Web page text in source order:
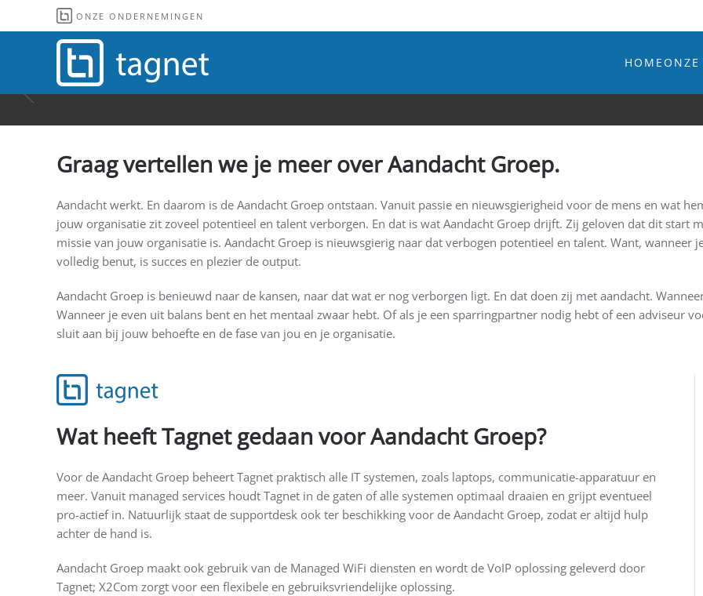
Overslaan en naar de inhoud gaan
ONZE ONDERNEMINGEN
HOME
Graag vertellen we je meer over Aandacht Groep.
Aandacht werkt. En daarom is de Aandacht Groep ontstaan. Vanuit passie en nieuwsgierigheid voor de mens en wat
jouw organisatie zit zoveel potentieel en talent verborgen. En dat is wat Aandacht Groep drijft. Zij geloven dat dit start
missie van jouw organisatie is. Aandacht Groep is nieuwsgierig naar dat verbogen potentieel en talent. Want, wanneer
volledig benut, is succes en plezier de output.
Aandacht Groep is benieuwd naar de kansen, naar dat wat er nog verborgen ligt. En dat doen zij met aandacht.
Wanneer je even uit balans bent en het mentaal zwaar hebt. Of als je een sparringpartner nodig hebt of een adviseur
sluit aan bij jouw behoefte en de fase van jou en je organisatie.
Wat heeft Tagnet gedaan voor Aandacht Groep?
Voor de Aandacht Groep beheert Tagnet praktisch alle IT systemen, zoals laptops, communicatie-apparatuur en
meer. Vanuit managed services houdt Tagnet in de gaten of alle systemen optimaal draaien en grijpt eventueel
pro-actief in. Natuurlijk staat de supportdesk ook ter beschikking voor de Aandacht Groep, zodat er altijd hulp
achter de hand is.
Aandacht Groep maakt ook gebruik van de Managed WiFi diensten en wordt de VoIP oplossing geleverd door
Tagnet; X2Com zorgt voor een flexibele en gebruiksvriendelijke oplossing.